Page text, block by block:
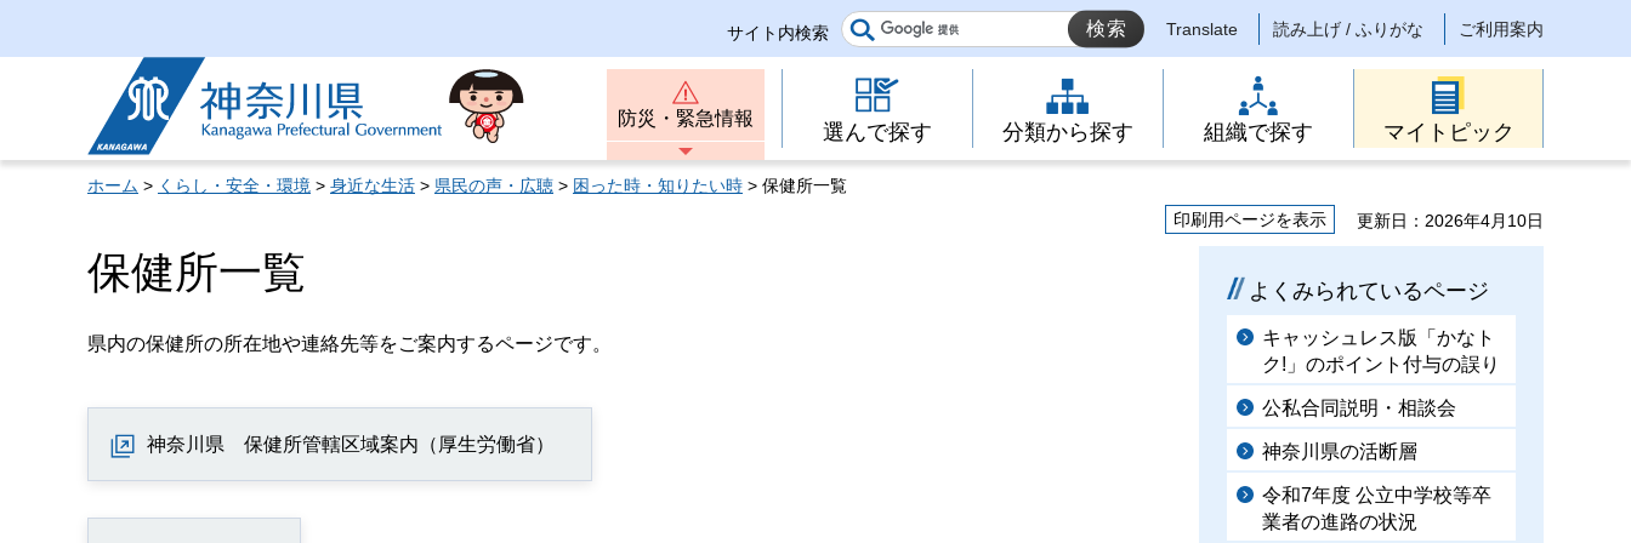
サイト内検索 Translate 読み上げ / ふりがな ご利用案内
神奈川県
防災・緊急情報
選んで探す 分類から探す 組織で探す マイトピック
ホーム > くらし・安全・環境 > 身近な生活 > 県民の声・広聴 > 困った時・知りたい時 > 保健所一覧
印刷用ページを表示
更新日：2026年4月10日
保健所一覧
県内の保健所の所在地や連絡先等をご案内するページです。
神奈川県 保健所管轄区域案内（厚生労働省）
よくみられているページ
キャッシュレス版「かなト
ク!」のポイント付与の誤り
公私合同説明・相談会
神奈川県の活断層
令和7年度 公立中学校等卒
業者の進路の状況